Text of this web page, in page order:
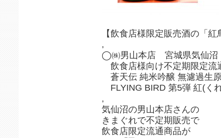
【飲食店様限定販売酒の「紅
,
◯㈱男山本店 宮城県気仙沼
飲食店様向け不定期限定流
蒼天伝 純米吟醸 無濾過生
FLYING BIRD 第5弾 紅(く
,
気仙沼の男山本店さんの
きまぐれで不定期販売で
飲食店限定流通商品が